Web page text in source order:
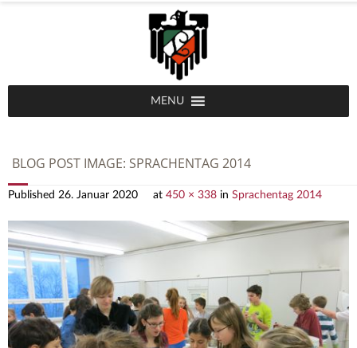
MENU
BLOG POST IMAGE: SPRACHENTAG 2014
Published 26. Januar 2020 at 450 × 338 in Sprachentag 2014